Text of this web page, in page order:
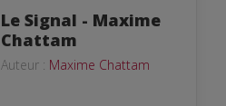
Le Signal - Maxime
Chattam
Auteur : Maxime Chattam